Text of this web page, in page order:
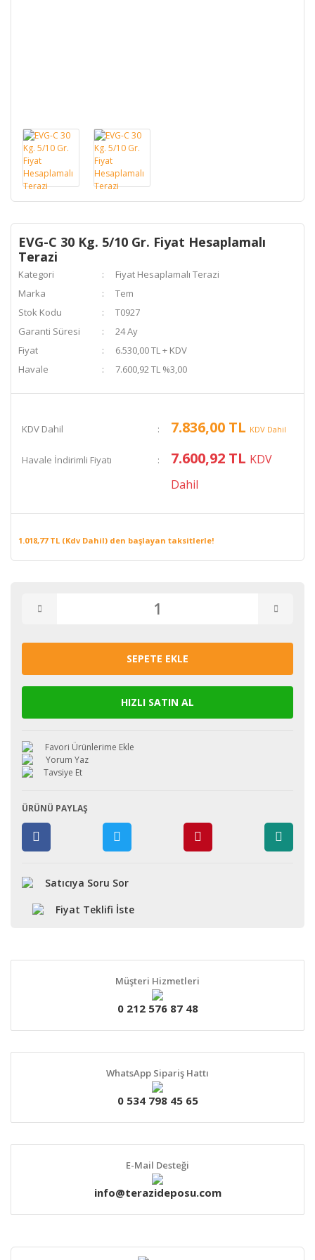
EVG-C 30 Kg. 5/10 Gr. Fiyat Hesaplamalı
Terazi
Kategori
Fiyat Hesaplamalı Terazi
Marka
Tem
Stok Kodu
T0927
Garanti Süresi
24 Ay
Fiyat
6.530,00 TL + KDV
Havale
7.600,92 TL %3,00
KDV Dahil 7.836,00 TL KDV Dahil
Havale İndirimli Fiyatı 7.600,92 TL KDV
Dahil
1.018,77 TL (Kdv Dahil) den başlayan taksitlerle!
SEPETE EKLE
HIZLI SATIN AL
Yorum Yaz
Tavsiye Et
ÜRÜNÜ PAYLAŞ
Satıcıya Soru Sor
Fiyat Teklifi İste
Müşteri Hizmetleri
0 212 576 87 48
WhatsApp Sipariş Hattı
0 534 798 45 65
E-Mail Desteği
info@terazideposu.com